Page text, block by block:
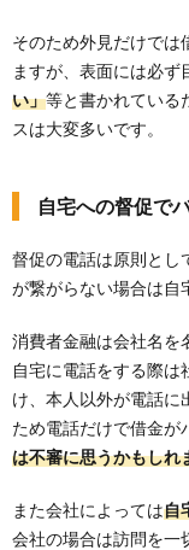
そのため外見だけでは
ますが、表面には必ず
い」等と書かれている
スは大変多いです。
自宅への督促で
督促の電話は原則とし
が繋がらない場合は自
消費者金融は会社名を
自宅に電話をする際
け、本人以外が電話に
ため電話だけで借金が
は不審に思うかもしれ
また会社によっては自
会社の場合は訪問を一